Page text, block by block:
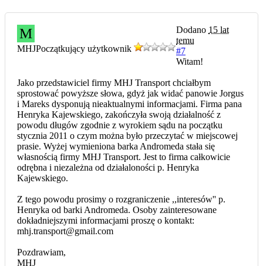
M
MHJPoczątkujący użytkownik
Dodano 15 lat
temu
#7
Witam!
Jako przedstawiciel firmy MHJ Transport chciałbym
sprostować powyższe słowa, gdyż jak widać panowie Jorgus
i Mareks dysponują nieaktualnymi informacjami. Firma pana
Henryka Kajewskiego, zakończyła swoją działalność z
powodu długów zgodnie z wyrokiem sądu na początku
stycznia 2011 o czym można było przeczytać w miejscowej
prasie. Wyżej wymieniona barka Andromeda stała się
własnością firmy MHJ Transport. Jest to firma całkowicie
odrębna i niezależna od działaloności p. Henryka
Kajewskiego.
Z tego powodu prosimy o rozgraniczenie ,,interesów'' p.
Henryka od barki Andromeda. Osoby zainteresowane
dokładniejszymi informacjami proszę o kontakt:
mhj.transport@gmail.com
Pozdrawiam,
MHJ